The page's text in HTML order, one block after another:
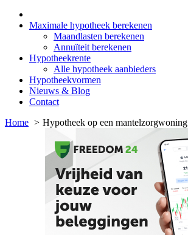
Maximale hypotheek berekenen
Maandlasten berekenen
Annuïteit berekenen
Hypotheekrente
Alle hypotheek aanbieders
Hypotheekvormen
Nieuws & Blog
Contact
Home
Hypotheek op een mantelzorgwoning